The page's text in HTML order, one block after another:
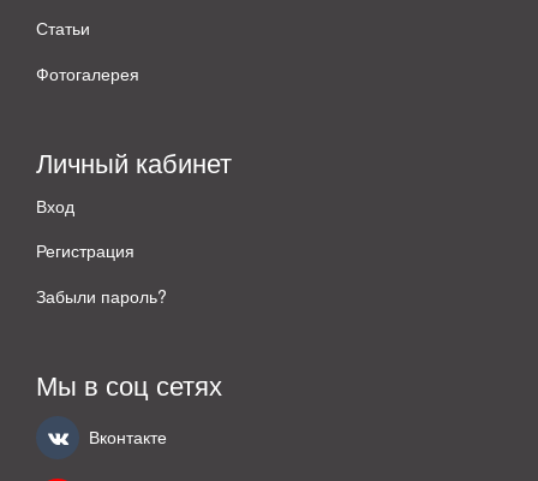
Статьи
Фотогалерея
Личный кабинет
Вход
Регистрация
Забыли пароль?
Мы в соц сетях
Вконтакте